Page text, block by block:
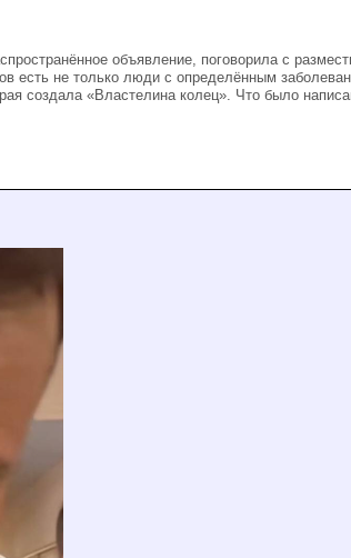
объявление, поговорила с
есть не только люди с определённым
создала «Властелина колец». Что было